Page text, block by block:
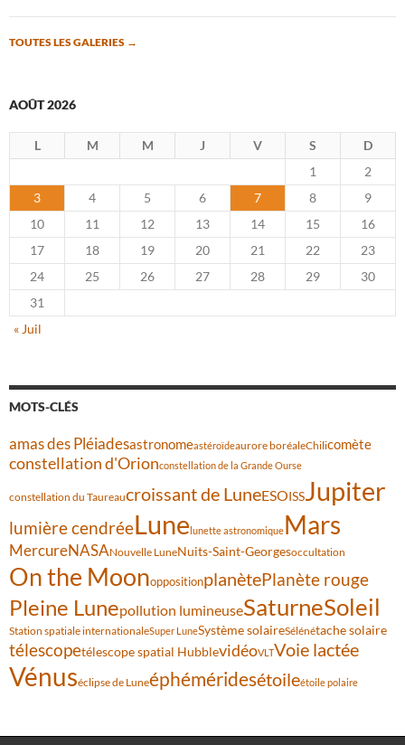
TOUTES LES GALERIES →
AOÛT 2026
L M M J V S
D
1
2
3
4 5 6 7 8
9
10
11 12 13 14 15
16
17
18 19 20 21 22
23
24
25 26 27 28 29
30
31
« Juil
MOTS-CLÉS
amas des Pléiadesastronomeastéroïdeaurore boréaleChilicomète
constellation d'Orionconstellation de la Grande Ourse
constellation du Taureaucroissant de LuneESOISSJupiter
lumière cendréeLune lunette astronomiqueMars
MercureNASANouvelle LuneNuits-Saint-Georgesoccultation
On the MoonoppositionplanètePlanète rouge
Pleine Lunepollution lumineuseSaturneSoleil
Station spatiale internationaleSuper LuneSystème solaireSélénétache solaire
télescopetélescope spatial HubblevidéoVLTVoie lactée
Vénuséclipse de Luneéphéméridesétoileétoile polaire